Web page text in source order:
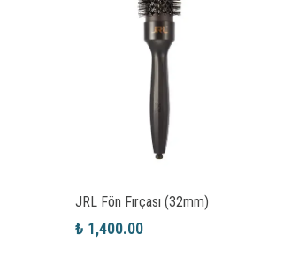
JRL Fön Fırçası (32mm)
₺ 1,400.00